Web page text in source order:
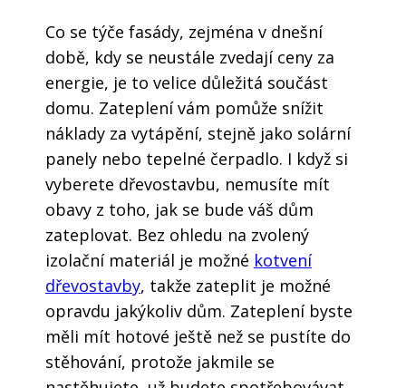
Co se týče fasády, zejména v dnešní
době, kdy se neustále zvedají ceny za
energie, je to velice důležitá součást
domu. Zateplení vám pomůže snížit
náklady za vytápění, stejně jako solární
panely nebo tepelné čerpadlo. I když si
vyberete dřevostavbu, nemusíte mít
obavy z toho, jak se bude váš dům
zateplovat. Bez ohledu na zvolený
izolační materiál je možné kotvení
dřevostavby, takže zateplit je možné
opravdu jakýkoliv dům. Zateplení byste
měli mít hotové ještě než se pustíte do
stěhování, protože jakmile se